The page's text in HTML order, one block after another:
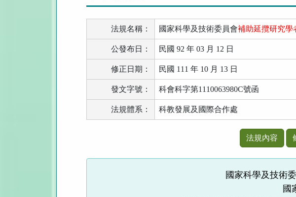
法規名稱： 國家科學及技術委員會補助延攬研究學
公發布日： 民國 92 年 03 月 12 日
修正日期： 民國 111 年 10 月 13 日
發文字號： 科會科字第1110063980C號函
法規體系： 科教發展及國際合作處
功
法規內容
國家科學及技術
國